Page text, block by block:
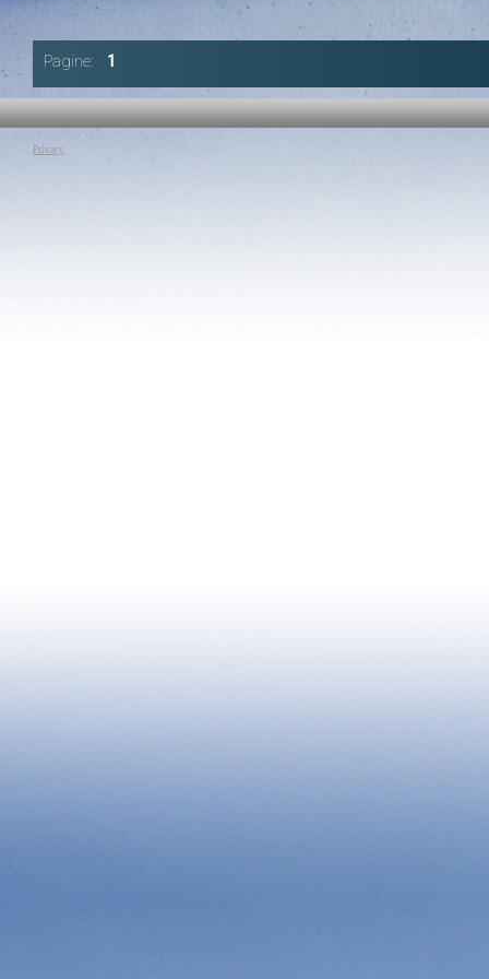
Intervento Introduttivo di Walter Veltroni e Mikhail Gorbachev,
coopresidenti del Summit. Intervento di apertura del Dalai Lama.
Tag:L'Uomo e la Pace|Nobel 2007|Walter Veltroni|Mikhail
Gorbachev|Dalai Lama
Canale:
Nobel per
Gorbachev
Pagine: 1
Privacy